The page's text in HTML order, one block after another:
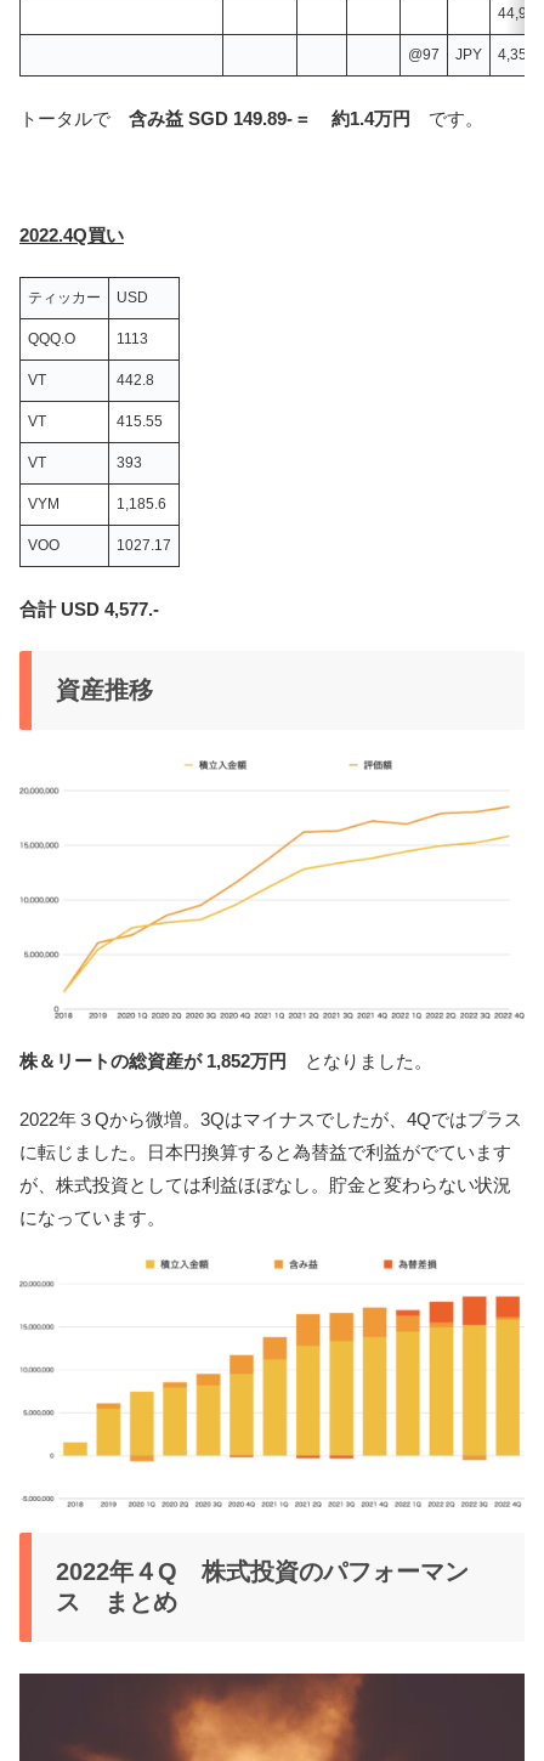
@97 JPY
トータルで 含み益 SGD 149.89- = 約1.4万円 です。
2022.4Q買い
ティッカー USD
QQQ.O 1113
VT 442.8
VT 415.55
VT 393
VYM 1,185.6
VOO 1027.17
合計 USD 4,577.-
資産推移
株＆リートの総資産が 1,852万円 となりました。
2022年３Qから微増。3Qはマイナスでしたが、4Qではプラス
に転じました。日本円換算すると為替益で利益がでています
が、株式投資としては利益ほぼなし。貯金と変わらない状況
になっています。
2022年４Q 株式投資のパフォーマン
ス まとめ